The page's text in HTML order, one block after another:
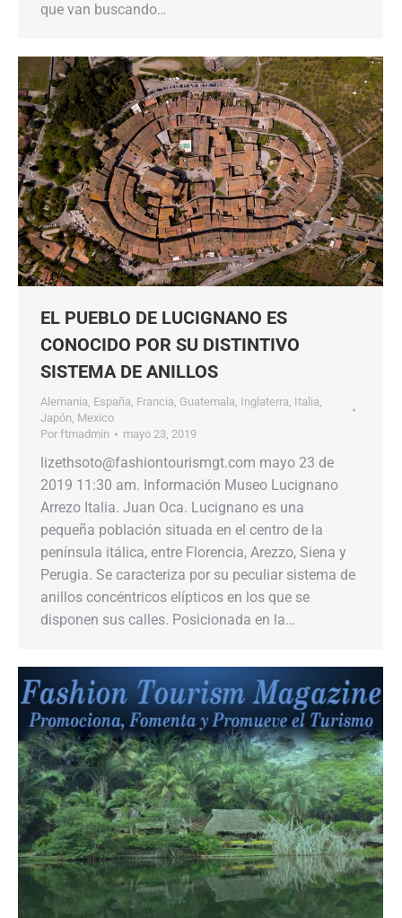
que van buscando…
EL PUEBLO DE LUCIGNANO ES
CONOCIDO POR SU DISTINTIVO
SISTEMA DE ANILLOS
Alemania, España, Francia, Guatemala, Inglaterra, Italia,
Japón, Mexico
Por ftmadmin mayo 23, 2019
lizethsoto@fashiontourismgt.com mayo 23 de
2019 11:30 am. Información Museo Lucignano
Arrezo Italia. Juan Oca. Lucignano es una
pequeña población situada en el centro de la
península itálica, entre Florencia, Arezzo, Siena y
Perugia. Se caracteriza por su peculiar sistema de
anillos concéntricos elípticos en los que se
disponen sus calles. Posicionada en la…